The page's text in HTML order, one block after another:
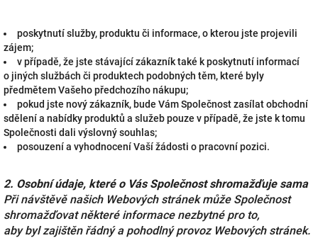
poskytnutí služby, produktu či informace, o kterou jste projevili
zájem;
v případě, že jste stávající zákazník také k poskytnutí informací
o jiných službách či produktech podobných těm, které byly
předmětem Vašeho předchozího nákupu;
pokud jste nový zákazník, bude Vám Společnost zasílat obchodní
sdělení a nabídky produktů a služeb pouze v případě, že jste k tomu
Společnosti dali výslovný souhlas;
posouzení a vyhodnocení Vaší žádosti o pracovní pozici.
2. Osobní údaje, které o Vás Společnost shromažďuje sama
Při návštěvě našich Webových stránek může Společnost
shromažďovat některé informace nezbytné pro to,
aby byl zajištěn řádný a pohodlný provoz Webových stránek.